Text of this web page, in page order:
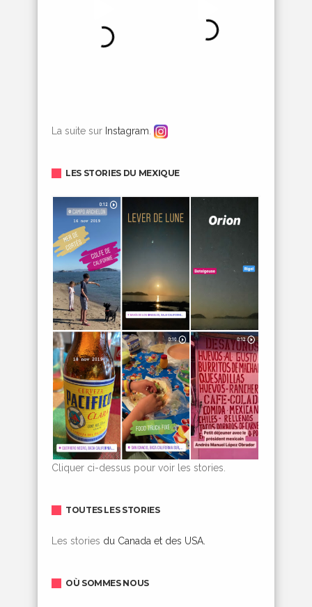
La suite sur Instagram
LES STORIES DU MEXIQUE
Cliquer ci-dessus pour voir les stories.
TOUTES LES STORIES
Les stories du Canada et des USA.
OÙ SOMMES NOUS